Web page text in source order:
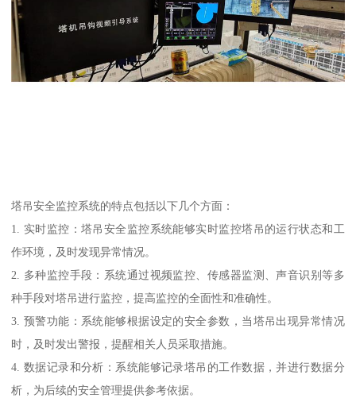
塔吊安全监控系统的特点包括以下几个方面：
1. 实时监控：塔吊安全监控系统能够实时监控塔吊的运行状态和工
作环境，及时发现异常情况。
2. 多种监控手段：系统通过视频监控、传感器监测、声音识别等多
种手段对塔吊进行监控，提高监控的全面性和准确性。
3. 预警功能：系统能够根据设定的安全参数，当塔吊出现异常情况
时，及时发出警报，提醒相关人员采取措施。
4. 数据记录和分析：系统能够记录塔吊的工作数据，并进行数据分
析，为后续的安全管理提供参考依据。